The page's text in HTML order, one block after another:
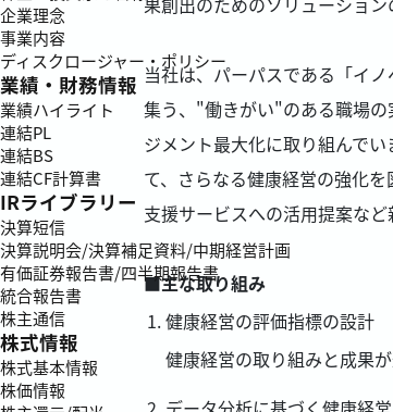
企業理念
事業内容
ディスクロージャー・ポリシー
業績・財務情報
業績ハイライト
連結PL
連結BS
連結CF計算書
IRライブラリー
決算短信
決算説明会/決算補足資料/中期経営計画
有価証券報告書/四半期報告書
統合報告書
株主通信
株式情報
株式基本情報
株価情報
当社は、パーパスである「イ
集う、"働きがい"のある職場
ジメント最大化に取り組んで
て、さらなる健康経営の強化
支援サービスへの活用提案な
■主な取り組み
健康経営の評価指標の設計
健康経営の取り組みと成果